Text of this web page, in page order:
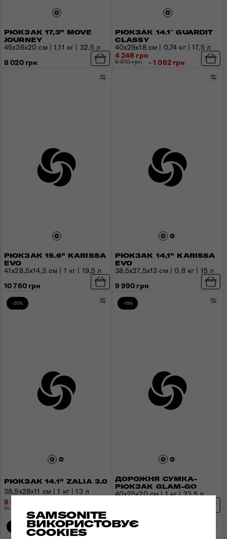
SAMSONITE
ВИКОРИСТОВУЄ
COOKIES
РЮКЗАК 17,3" MOVE
JOURNEY
45х36х20 см | 1,11 кг | 32,5 л
8 020 грн
РЮКЗАК 14.1″ GUARDIT
CLASSY
40x29x18 см | 0,74 кг | 17,5 л
4 248 грн
5 310 грн - 1 062 грн
РЮКЗАК 15.6" KARISSA
EVO
Порівняти
41x28,5x14,5 см | 1 кг | 19,5 л
10 760 грн
РЮКЗАК 14,1" KARISSA
EVO
38,5x27,5x13 см | 0,8 кг | 15 л
9 990 грн
-20%
РЮКЗАК 14.1" ZALIA 3.0
Порівняти
38,5x28x11 см | 1 кг | 13 л
9 224 грн
11 530 грн
-15%
ДОРОЖНЯ СУМКА-
РЮКЗАК GLAM-GO
40х25х20 см | 1 кг | 23,5 л
Порівняти
Новинка